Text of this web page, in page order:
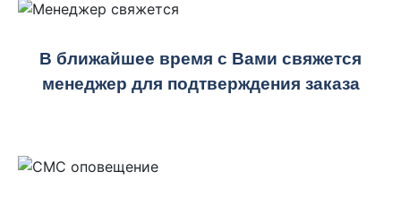
В ближайшее время с Вами свяжется
менеджер для подтверждения заказа